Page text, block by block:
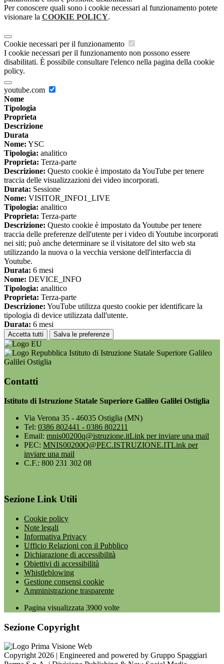
Per conoscere quali sono i cookie necessari al funzionamento potete
visionare la COOKIE POLICY.
Cookie necessari per il funzionamento
I cookie necessari per il funzionamento non possono essere
disabilitati. È possibile consultare l'elenco nella pagina della cookie
policy.
youtube.com
Nome
Tipologia
Proprieta
Descrizione
Durata
Nome: YSC
Tipologia: analitico
Proprieta: Terza-parte
Descrizione: Questo cookie è impostato da YouTube per tenere
traccia delle visualizzazioni dei video incorporati.
Durata: Sessione
Nome: VISITOR_INFO1_LIVE
Tipologia: analitico
Proprieta: Terza-parte
Descrizione: Questo cookie è impostato da Youtube per tenere
traccia delle preferenze dell'utente per i video di Youtube incorporati
nei siti; può anche determinare se il visitatore del sito web sta
utilizzando la nuova o la vecchia versione dell'interfaccia di
Youtube.
Durata: 6 mesi
Nome: DEVICE_INFO
Tipologia: analitico
Proprieta: Terza-parte
Descrizione: YouTube utilizza questo cookie per identificare la
tipologia di device utilizzata dall'utente.
Durata: 6 mesi
Accetta tutti Salva le preferenze
Istituto di Istruzione Statale Superiore Galileo
Galilei Ostiglia
Contatti
Istituto di Istruzione Statale Superiore Galileo Galilei Ostiglia
Via Verona 35 - 46035 Ostiglia (MN)
Tel: 0386 802441 - 0386 802211
Email: mnis00200q@istruzione.itLink per inviare una mail
PEC: MNIS00200Q@PEC.ISTRUZIONE.ITLink per
inviare una mail
C.F.: 800 231 302 08
Sezione Link Utili
Cookie policy
Note legali
Informativa Privacy
Ufficio Relazioni con il Pubblico
Dichiarazione di accessibilità
Obiettivi di accessibilità
Whistleblowing
Gestione consensi cookie
Amministrazione trasparente
Pagina visualizzata 3900 volte
Sezione Copyright
Copyright 2026 | Engineered and powered by Gruppo Spaggiari